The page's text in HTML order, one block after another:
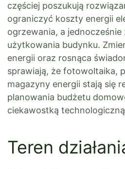
częściej poszukują
ograniczyć koszty energii
ogrzewania, a
użytkowania budynku.
energii oraz rosnąca
sprawiają, że fotowoltaika,
magazyny energii stają się
planowania budżetu
ciekawostką
Teren